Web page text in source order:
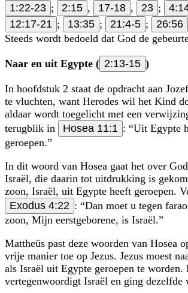
1:22-23 ; 2:15 , 17-18 , 23 ;
12:17-21 ; 13:35 ; 21:4-5 ; 26:56
Steeds wordt bedoeld dat God de
Naar en uit Egypte ( 2:13-15 )
In hoofdstuk 2 staat de opdracht aan
te vluchten, want Herodes wil het Kind
aldaar wordt toegelicht met een
terugblik in
Hosea 11:1 :
Uit Egypte
geroepen.
In dit woord van Hosea gaat het over
Israël, die daarin tot uitdrukking is
zoon, Israël, uit Egypte heeft geroepen.
Exodus 4:22 :
Dan moet u tegen
zoon, Mijn eerstgeborene, is Israël.
Mattheüs past deze woorden van Hosea
vrije manier toe op Jezus. Jezus moest
als Israël uit Egypte geroe­pen te worden.
vertegenwoordigt Israël en ging dezelfde